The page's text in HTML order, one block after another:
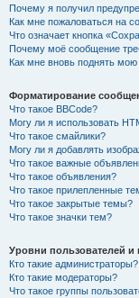
Почему я получил
Как мне пожаловаться на
Что означает кнопка
Почему моё сообщение
Как мне вновь поднять
Форматирование
Что такое BBCode?
Могу ли я использовать
Что такое смайлики?
Могу ли я добавлять
Что такое важные
Что такое объявления?
Что такое прилепленные
Что такое закрытые темы?
Что такое значки тем?
Уровни пользователей и
Кто такие администраторы?
Кто такие модераторы?
Что такое группы